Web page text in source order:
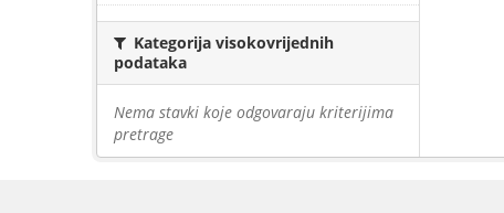
Kategorija visokovrijednih
podataka
Nema stavki koje odgovaraju kriterijima
pretrage